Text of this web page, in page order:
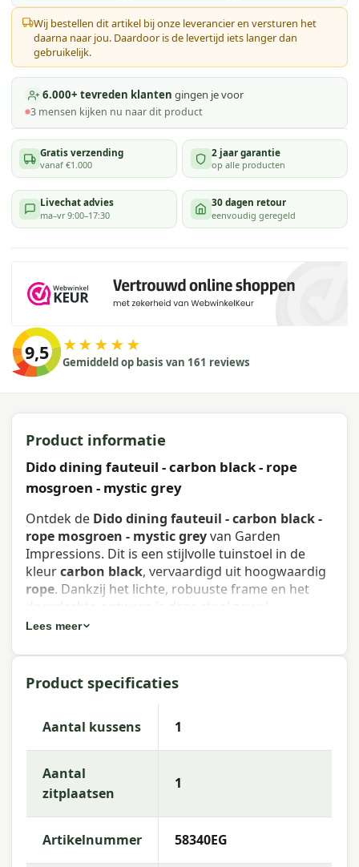
Wij bestellen dit artikel bij onze leverancier en versturen het
daarna naar jou. Daardoor is de levertijd iets langer dan
gebruikelijk.
6.000+ tevreden klanten gingen je voor
3 mensen kijken nu naar dit product
Gratis verzending
vanaf €1.000
2 jaar garantie
op alle producten
Livechat advies
ma–vr 9:00–17:30
30 dagen retour
eenvoudig geregeld
9,5 ★★★★★
Gemiddeld op basis van 161 reviews
Product informatie
Dido dining fauteuil - carbon black - rope
mosgroen - mystic grey
Ontdek de Dido dining fauteuil - carbon black -
rope mosgroen - mystic greyvan Garden
Impressions. Dit is een stijlvolle tuinstoel in de
kleurcarbon black, vervaardigd uit hoogwaardig
rope. Dankzij het lichte, robuuste frame en het
doordachte ontwerp is deze stoel zowel
comfortabel als weerbestendig — ideaal voor het
Eigenschappen Dido dining fauteuil -
carbon black - rope mosgroen -
mystic grey
Artikelnummer: 58340EG
EAN: 8713002583403
Merk: Garden Impressions
Kleur: carbon black
Lees meer
Product specificaties
Aantal kussens 1
Aantal
zitplaatsen
1
Artikelnummer 58340EG